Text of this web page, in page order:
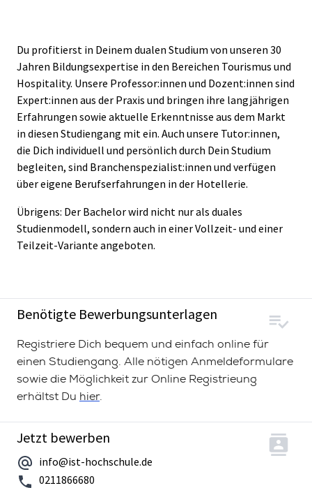
Du profitierst in Deinem dualen Studium von unseren 30
Jahren Bildungsexpertise in den Bereichen Tourismus und
Hospitality. Unsere Professor:innen und Dozent:innen sind
Expert:innen aus der Praxis und bringen ihre langjährigen
Erfahrungen sowie aktuelle Erkenntnisse aus dem Markt
in diesen Studiengang mit ein. Auch unsere Tutor:innen,
die Dich individuell und persönlich durch Dein Studium
begleiten, sind Branchenspezialist:innen und verfügen
über eigene Berufserfahrungen in der Hotellerie.
Übrigens: Der Bachelor wird nicht nur als duales
Studienmodell, sondern auch in einer Vollzeit- und einer
Teilzeit-Variante angeboten.
Benötigte Bewerbungsunterlagen
Registriere Dich bequem und einfach online für
einen Studiengang. Alle nötigen Anmeldeformulare
sowie die Möglichkeit zur Online Registrieung
erhältst Du hier.
Jetzt bewerben
info@ist-hochschule.de
0211866680